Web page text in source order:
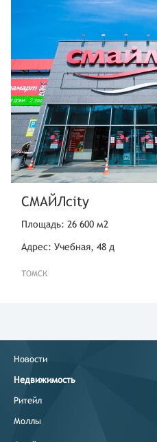
СМАЙЛcity
Площадь: 26 600 м2
Адрес: Учебная, 48 д
ТОМСК
Новости
Недвижимость
Ритейл
Моллы